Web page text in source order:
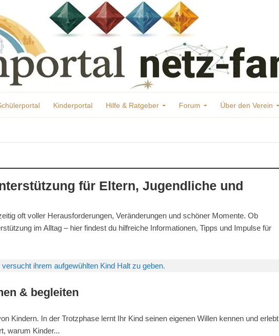
Kinderportal Hilfe & Ratgeber Forum Über den Verein
für Eltern, Jugendliche und
oft voller Herausforderungen, Veränderungen und schöner Momente. Ob
im Alltag – hier findest du hilfreiche Informationen, Tipps und Impulse für
& begleiten
Kindern. In der Trotzphase lernt Ihr Kind seinen eigenen Willen kennen und erlebt
warum Kinder...